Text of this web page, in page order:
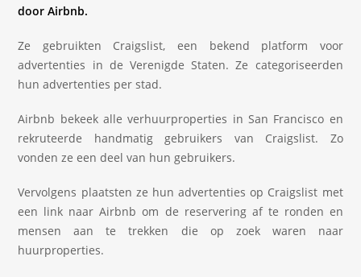
door Airbnb.
Ze gebruikten Craigslist, een bekend platform voor
advertenties in de Verenigde Staten. Ze categoriseerden
hun advertenties per stad.
Airbnb bekeek alle verhuurproperties in San Francisco en
rekruteerde handmatig gebruikers van Craigslist. Zo
vonden ze een deel van hun gebruikers.
Vervolgens plaatsten ze hun advertenties op Craigslist met
een link naar Airbnb om de reservering af te ronden en
mensen aan te trekken die op zoek waren naar
huurproperties.